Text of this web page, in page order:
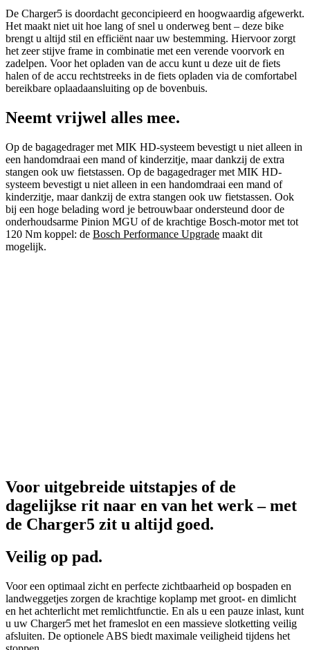
De Charger5 is doordacht geconcipieerd en hoogwaardig afgewerkt.
Het maakt niet uit hoe lang of snel u onderweg bent – deze bike
brengt u altijd stil en efficiënt naar uw bestemming. Hiervoor zorgt
het zeer stijve frame in combinatie met een verende voorvork en
zadelpen. Voor het opladen van de accu kunt u deze uit de fiets
halen of de accu rechtstreeks in de fiets opladen via de comfortabel
bereikbare oplaadaansluiting op de bovenbuis.
Neemt vrijwel alles mee.
Op de bagagedrager met MIK HD-systeem bevestigt u niet alleen in
een handomdraai een mand of kinderzitje, maar dankzij de extra
stangen ook uw fietstassen. Op de bagagedrager met MIK HD-
systeem bevestigt u niet alleen in een handomdraai een mand of
kinderzitje, maar dankzij de extra stangen ook uw fietstassen. Ook
bij een hoge belading word je betrouwbaar ondersteund door de
onderhoudsarme Pinion MGU of de krachtige Bosch-motor met tot
120 Nm koppel: de Bosch Performance Upgrade maakt dit
mogelijk.
Voor uitgebreide uitstapjes of de
dagelijkse rit naar en van het werk – met
de Charger5 zit u altijd goed.
Veilig op pad.
Voor een optimaal zicht en perfecte zichtbaarheid op bospaden en
landweggetjes zorgen de krachtige koplamp met groot- en dimlicht
en het achterlicht met remlichtfunctie. En als u een pauze inlast, kunt
u uw Charger5 met het frameslot en een massieve slotketting veilig
afsluiten. De optionele ABS biedt maximale veiligheid tijdens het